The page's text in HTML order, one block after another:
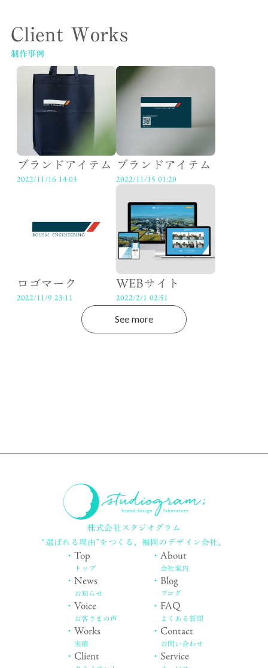
Client Works
制作事例
ブランドアイテム
2022/11/16 14:03
ブランドアイテム
2022/11/15 01:20
ロゴマーク
2022/11/9 23:11
WEBサイト
2022/2/1 02:51
See more
株式会社スタジオグラム
“選ばれる理由”をつくる、福岡のデザイン会社。
・Top
トップ
・News
お知らせ
・Voice
お客さまの声
・Works
実績
・ Client
・About
会社案内
・ Blog
ブログ
・ FAQ
よくある質問
・ Contact
お問い合わせ
・ Service